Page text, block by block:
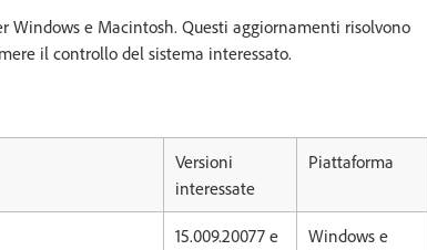
Windows e Macintosh. Questi aggiornamenti risolvono
il controllo del sistema interessato.
Versioni
interessate
Piattaforma
15.009.20077 e
Windows e